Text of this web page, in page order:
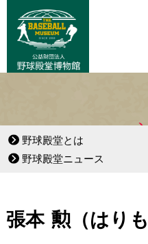
野球殿堂とは
野球殿堂ニュース
張本 勲（はり